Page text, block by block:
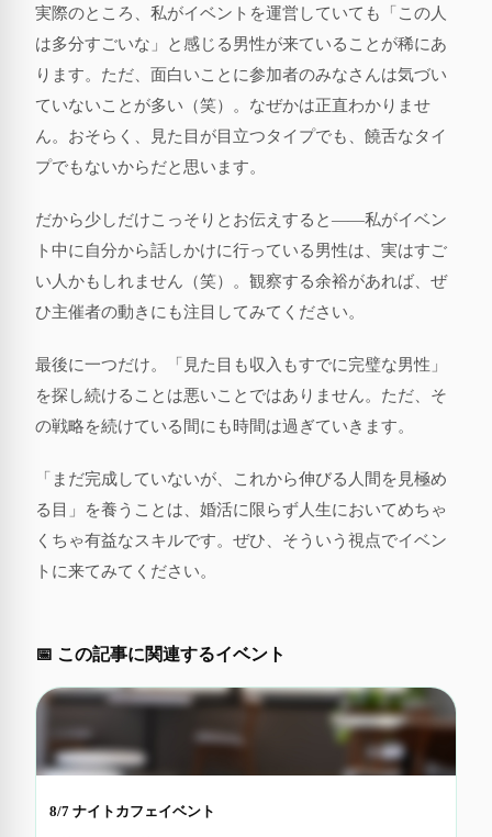
実際のところ、私がイベントを運営していても「この人
は多分すごいな」と感じる男性が来ていることが稀にあ
ります。ただ、面白いことに参加者のみなさんは気づい
ていないことが多い（笑）。なぜかは正直わかりませ
ん。おそらく、見た目が目立つタイプでも、饒舌なタイ
プでもないからだと思います。
だから少しだけこっそりとお伝えすると——私がイベン
ト中に自分から話しかけに行っている男性は、実はすご
い人かもしれません（笑）。観察する余裕があれば、ぜ
ひ主催者の動きにも注目してみてください。
最後に一つだけ。「見た目も収入もすでに完璧な男性」
を探し続けることは悪いことではありません。ただ、そ
の戦略を続けている間にも時間は過ぎていきます。
「まだ完成していないが、これから伸びる人間を見極め
る目」を養うことは、婚活に限らず人生においてめちゃ
くちゃ有益なスキルです。ぜひ、そういう視点でイベン
トに来てみてください。
📅 この記事に関連するイベント
8/7 ナイトカフェイベント